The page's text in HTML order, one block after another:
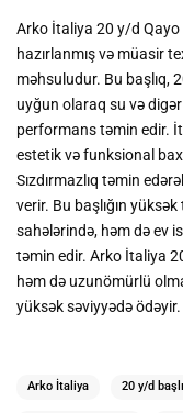
Arko İtaliya 20 y/d
hazırlanmış və müasir
məhsuludur. Bu başlıq,
uyğun olaraq su və
performans təmin edir.
estetik və funksional
Sızdırmazlıq təmin
verir. Bu başlığın
sahələrində, həm də ev
təmin edir. Arko İtaliya
həm də uzunömürlü
yüksək səviyyədə ödəyir.
Arko İtaliya 20 y/d